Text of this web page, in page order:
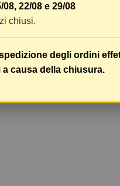
1-13 su 13 articoli
22/08 e 29/08
chiusi.
spedizione degli ordini
causa della chiusura.